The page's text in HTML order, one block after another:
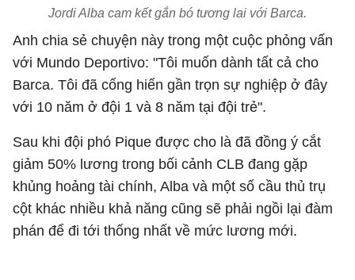
Jordi Alba cam kết gắn bó tương lai với Barca.
Anh chia sẻ chuyện này trong một cuộc phỏng vấn
với Mundo Deportivo: "Tôi muốn dành tất cả cho
Barca. Tôi đã cống hiến gần trọn sự nghiệp ở đây
với 10 năm ở đội 1 và 8 năm tại đội trẻ".
Sau khi đội phó Pique được cho là đã đồng ý cắt
giảm 50% lương trong bối cảnh CLB đang gặp
khủng hoảng tài chính, Alba và một số cầu thủ trụ
cột khác nhiều khả năng cũng sẽ phải ngồi lại đàm
phán để đi tới thống nhất về mức lương mới.